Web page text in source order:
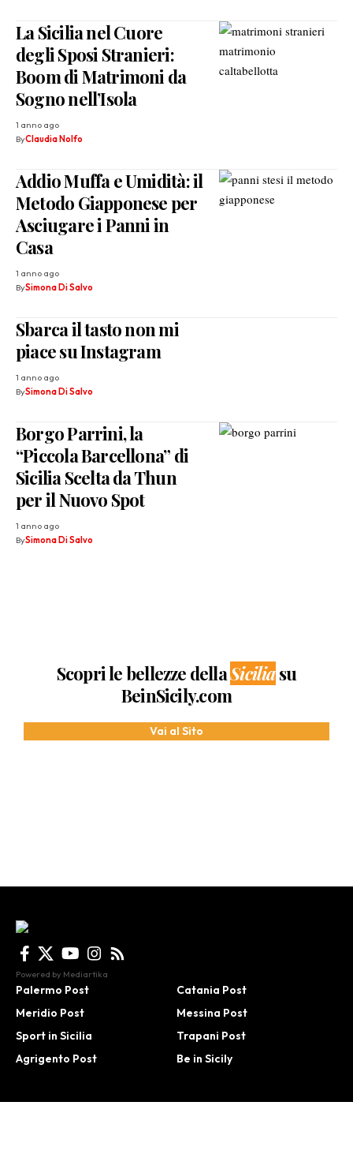
La Sicilia nel Cuore
degli Sposi Stranieri:
Boom di Matrimoni da
Sogno nell’Isola
1 anno ago
ByClaudia Nolfo
Addio Muffa e Umidità: il
Metodo Giapponese per
Asciugare i Panni in
Casa
1 anno ago
BySimona Di Salvo
Sbarca il tasto non mi
piace su Instagram
1 anno ago
BySimona Di Salvo
Borgo Parrini, la
“Piccola Barcellona” di
Sicilia Scelta da Thun
per il Nuovo Spot
1 anno ago
BySimona Di Salvo
Scopri le bellezze dellaSiciliasu
BeinSicily.com
Vai al Sito
Powered by Mediartika
Palermo Post
Meridio Post
Sport in Sicilia
Agrigento Post
Catania Post
Messina Post
Trapani Post
Be in Sicily